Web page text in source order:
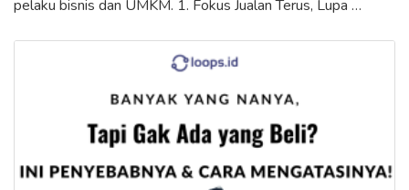
pelaku bisnis dan UMKM. 1. Fokus Jualan Terus, Lupa …